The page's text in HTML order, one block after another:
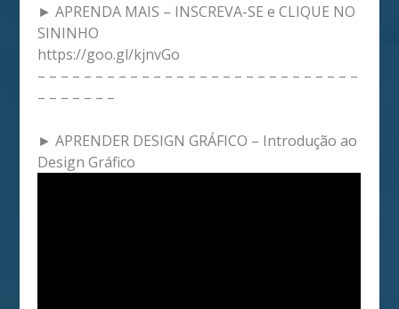
► APRENDA MAIS – INSCREVA-SE e CLIQUE NO
SININHO
https://goo.gl/kjnvGo
– – – – – – – – – – – – – – – – – – – – – – – – – – – –
– – – – – – –
► APRENDER DESIGN GRÁFICO – Introdução ao
Design Gráfico